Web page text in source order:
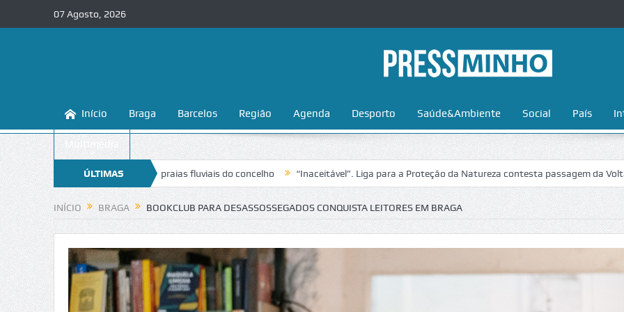
07 Agosto, 2026
Início Braga Barcelos Região Agenda Desporto Saúde&Ambiente Social País
Multimédia
ÚLTIMAS
NOTÍCIAS
proteger as praias fluviais do concelho “Inaceitável”. Liga para a Proteção da Natureza contesta passagem da Volta a Portugal no
INÍCIO BRAGA BOOKCLUB PARA DESASSOSSEGADOS CONQUISTA LEITORES EM BRAGA